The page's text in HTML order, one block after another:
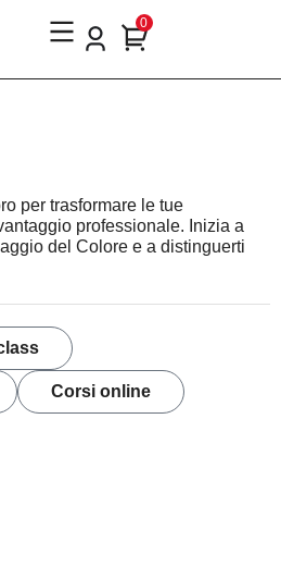
0
per trasformare le tue
professionale. Inizia a
del Colore e a distinguerti
Corsi online